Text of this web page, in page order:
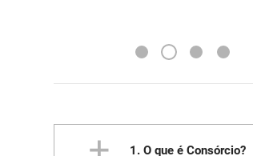
1 2 3 4
1. O que é Consórcio?